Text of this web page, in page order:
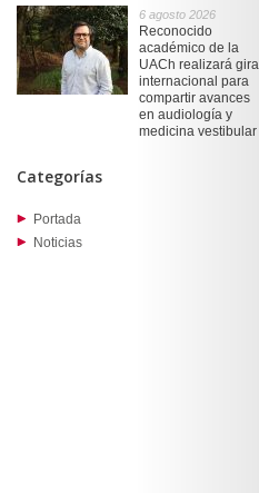
6 agosto 2026
Reconocido
académico de la
UACh realizará gira
internacional para
compartir avances
en audiología y
medicina vestibular
Categorías
Portada
Noticias